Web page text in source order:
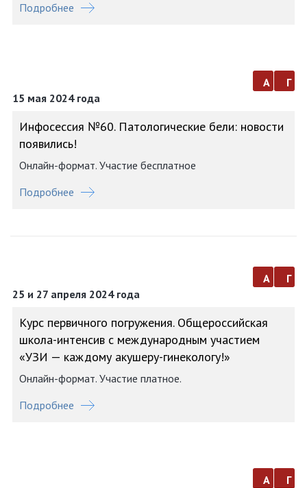
Подробнее
15 мая 2024 года
а г
Инфосессия №60. Патологические бели: новости
появились!
Онлайн-формат. Участие бесплатное
Подробнее
25 и 27 апреля 2024 года
а г
Курс первичного погружения. Общероссийская
школа-интенсив с международным участием
«УЗИ — каждому акушеру-гинекологу!»
Онлайн-формат. Участие платное.
Подробнее
а г